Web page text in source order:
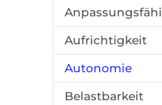
Aufrichtigkeit
Autonomie
Belastbarkeit